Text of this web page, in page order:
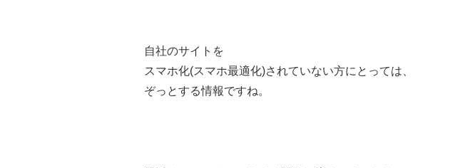
自社のサイトを
スマホ化(スマホ最適化)されていない方にとっては、
ぞっとする情報ですね。